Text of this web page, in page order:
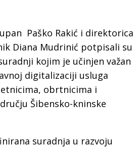
Paško Rakić i direktorica
Diana Mudrinić potpisali su
kojim je učinjen važan
digitalizaciji usluga
obrtnicima i
Šibensko-kninske
suradnja u razvoju